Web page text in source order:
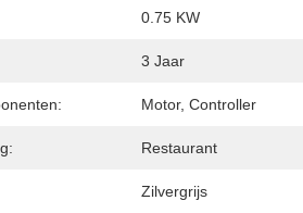
0.75 KW
3 Jaar
Motor, Controller
Restaurant
Zilvergrijs